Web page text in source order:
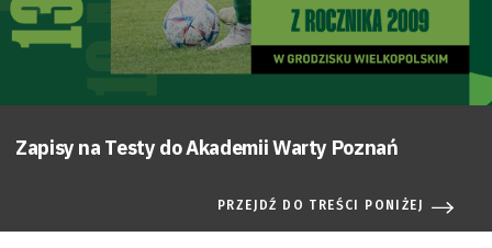
Zapisy na Testy do Akademii Warty Poznań
PRZEJDŹ DO TREŚCI PONIŻEJ